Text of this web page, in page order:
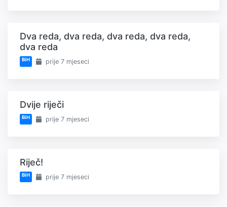
Dva reda, dva reda, dva reda, dva reda,
dva reda
BiH prije 7 mjeseci
Dvije riječi
BiH prije 7 mjeseci
Riječ!
BiH prije 7 mjeseci